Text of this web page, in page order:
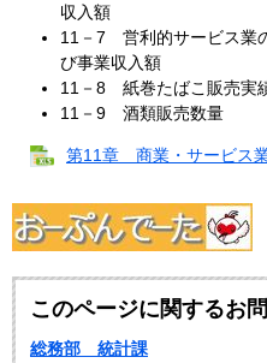
収入額
11－7 営利的サービス業
び事業収入額
11－8 紙巻たばこ販売実
11－9 酒類販売数量
第11章 商業・サービス
このページに関するお
総務部 統計課